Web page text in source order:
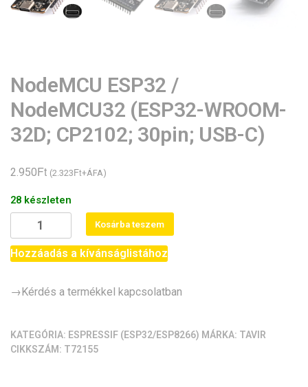
NodeMCU ESP32 /
NodeMCU32 (ESP32-WROOM-
32D; CP2102; 30pin; USB-C)
2.950Ft (2.323Ft+ÁFA)
28 készleten
NodeMCU
ESP32
/
(ESP32-
CP2102;
30pin;
Kosárba teszem
Hozzáadás a kívánságlistához
→Kérdés a termékkel kapcsolatban
KATEGÓRIA: ESPRESSIF (ESP32/ESP8266) MÁRKA: TAVIR
CIKKSZÁM: T72155